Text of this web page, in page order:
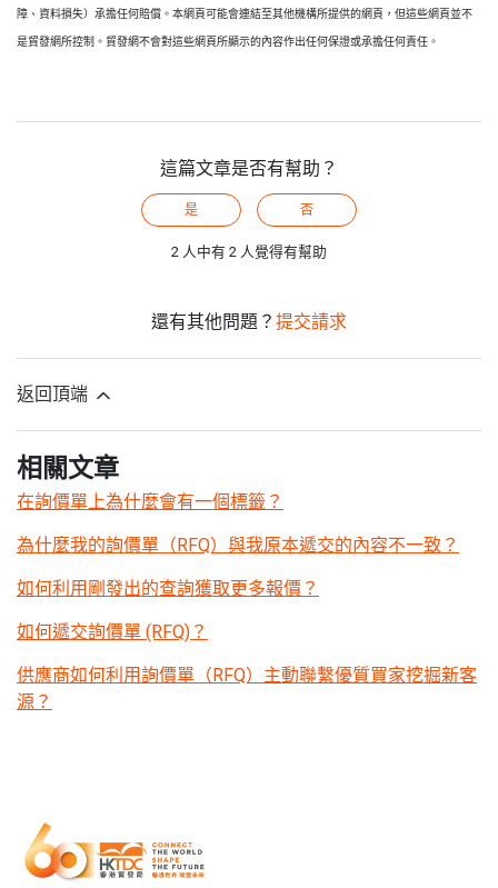
障、資料損失）承擔任何賠償。本網頁可能會連結至其他機構所提供的網頁，但這些網頁並不
是貿發網所控制。貿發網不會對這些網頁所顯示的內容作出任何保證或承擔任何責任。
這篇文章是否有幫助？
是 否
2 人中有 2 人覺得有幫助
還有其他問題？ 提交請求
返回頂端
相關文章
在詢價單上為什麼會有一個標籤？
為什麼我的詢價單（RFQ）與我原本遞交的內容不一致？
如何利用剛發出的查詢獲取更多報價？
如何遞交詢價單 (RFQ)？
供應商如何利用詢價單（RFQ）主動聯繫優質買家挖掘新客
源？